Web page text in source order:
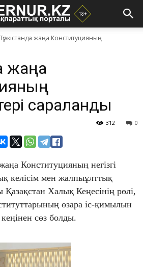
Түркістанда жаңа Конституцияның
жаңа
сараланды
0
312
Конституцияның негізгі
келісім мен жалпыұлттық
Қазақстан Халық Кеңесінің рөлі,
өзара іс-қимылын
сөз болды.